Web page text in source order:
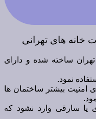
خانه های تهرانی
ساخته شده و دارای
نمود.
امنیت بیشتر ساختمان ها
یا سارقی وارد نشود که